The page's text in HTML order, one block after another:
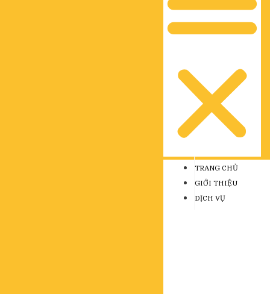
TRANG CHỦ
GIỚI THIỆU
DỊCH VỤ